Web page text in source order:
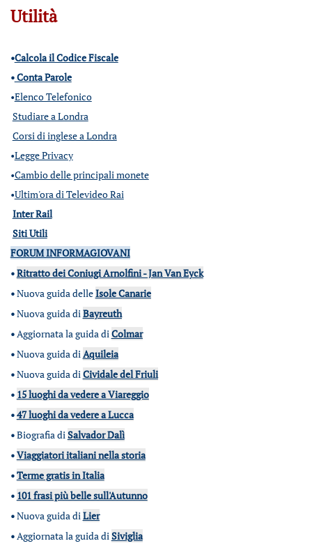
Utilità
•Calcola il Codice Fiscale
•Conta Parole
•Elenco Telefonico
Studiare a Londra
Corsi di inglese a Londra
•Legge Privacy
•Cambio delle principali monete
•Ultim'ora di Televideo Rai
Inter Rail
Siti Utili
FORUM INFORMAGIOVANI
•Ritratto dei Coniugi Arnolfini - Jan Van Eyck
•Nuova guida delleIsole Canarie
•Nuova guida diBayreuth
•Aggiornata la guida diColmar
•Nuova guida diAquileia
•Nuova guida diCividale del Friuli
• 15 luoghi da vedere a Viareggio
•47 luoghi da vedere a Lucca
•Biografia diSalvador Dalì
•Viaggiatori italiani nella storia
•Terme gratis in Italia
• 101 frasi più belle sull'Autunno
•Nuova guida diLier
•Aggiornata la guida diSiviglia